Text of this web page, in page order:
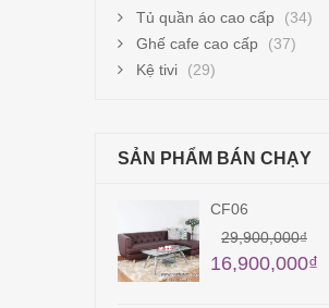
Tủ quần áo cao cấp
(34)
Ghế cafe cao cấp
(37)
Kệ tivi
(29)
SẢN PHẨM BÁN CHẠY
CF06
29,900,000₫
16,900,000₫